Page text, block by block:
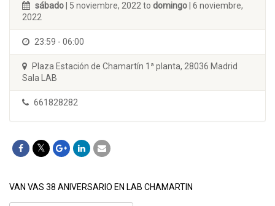
sábado | 5 noviembre, 2022 to domingo | 6 noviembre,
2022
23:59 - 06:00
Plaza Estación de Chamartín 1ª planta, 28036 Madrid
Sala LAB
661828282
VAN VAS 38 ANIVERSARIO EN LAB CHAMARTIN